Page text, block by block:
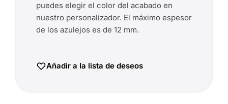
puedes elegir el color del acabado en
nuestro personalizador. El máximo espesor
de los azulejos es de 12 mm.
Añadir a la lista de deseos